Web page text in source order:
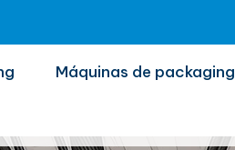
Máquinas de packaging